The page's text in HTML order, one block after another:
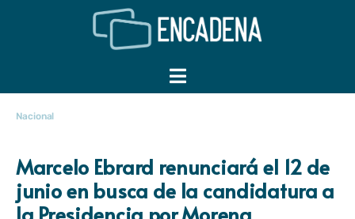
Nacional
Marcelo Ebrard renunciará el 12 de
junio en busca de la candidatura a